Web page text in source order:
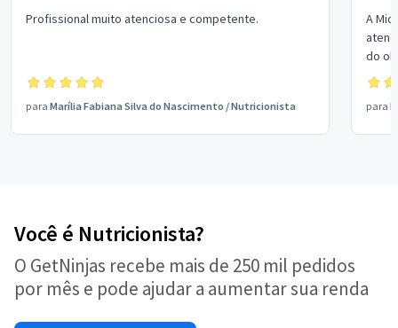
Profissional muito atenciosa e competente.
para Marília Fabiana Silva do Nascimento /Nutricionista
A
do
para
Você é Nutricionista?
O GetNinjas recebe mais de 250 mil pedidos
por mês e pode ajudar a aumentar sua renda